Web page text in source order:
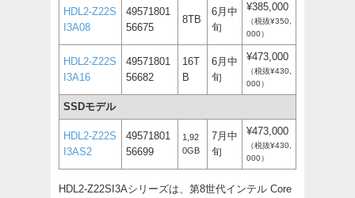
HDL2-Z22S
I3A08
49571801
56675
8TB
6月中
旬
¥385,000
（税抜¥350,
000）
HDL2-Z22S
I3A16
49571801
56682
16T
B
6月中
旬
¥473,000
（税抜¥430,
000）
SSDモデル
HDL2-Z22S
I3AS2
49571801
56699
1,92
0GB
7月中
旬
¥473,000
（税抜¥430,
000）
HDL2-Z22SI3Aシリーズは、第8世代インテル Core